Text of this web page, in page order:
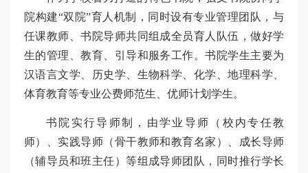
院构建“双院”育人机制，同时设有专业管理团队，与
任课教师、书院导师共同组成全员育人队伍，做好学
生的管理、教育、引导和服务工作。书院学生主要为
汉语言文学、历史学、生物科学、化学、地理科学、
体育教育等专业公费师范生、优师计划学生。
书院实行导师制，由学业导师（校内专任教
师）、实践导师（骨干教师和教育名家）、成长导师
（辅导员和班主任）等组成导师团队，同时推行学长